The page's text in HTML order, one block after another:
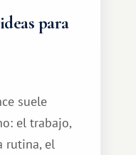
para
suele
el trabajo,
rutina, el